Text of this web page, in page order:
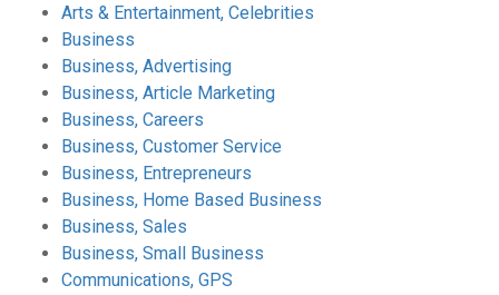
Arts & Entertainment, Celebrities
Business
Business, Advertising
Business, Article Marketing
Business, Careers
Business, Customer Service
Business, Entrepreneurs
Business, Home Based Business
Business, Sales
Business, Small Business
Communications, GPS